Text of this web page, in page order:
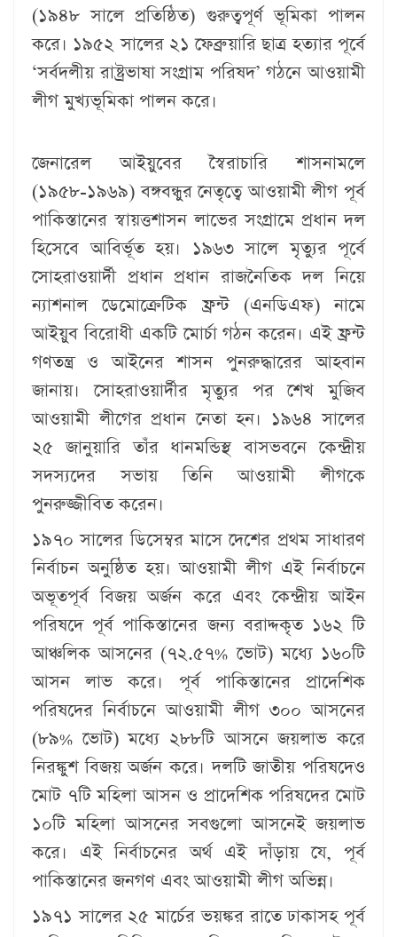
(১৯৪৮ সালে প্রতিষ্ঠিত) গুরুত্বপূর্ণ ভূমিকা পালন
করে। ১৯৫২ সালের ২১ ফেব্রুয়ারি ছাত্র হত্যার পূর্বে
‘সর্বদলীয় রাষ্ট্রভাষা সংগ্রাম পরিষদ’ গঠনে আওয়ামী
লীগ মুখ্যভূমিকা পালন করে।
জেনারেল আইয়ুবের স্বৈরাচারি শাসনামলে
(১৯৫৮-১৯৬৯) বঙ্গবন্ধুর নেতৃত্বে আওয়ামী লীগ পূর্ব
পাকিস্তানের স্বায়ত্তশাসন লাভের সংগ্রামে প্রধান দল
হিসেবে আবির্ভূত হয়। ১৯৬৩ সালে মৃত্যুর পূর্বে
সোহরাওয়ার্দী প্রধান প্রধান রাজনৈতিক দল নিয়ে
ন্যাশনাল ডেমোক্রেটিক ফ্রন্ট (এনডিএফ) নামে
আইয়ুব বিরোধী একটি মোর্চা গঠন করেন। এই ফ্রন্ট
গণতন্ত্র ও আইনের শাসন পুনরুদ্ধারের আহবান
জানায়। সোহরাওয়ার্দীর মৃত্যুর পর শেখ মুজিব
আওয়ামী লীগের প্রধান নেতা হন। ১৯৬৪ সালের
২৫ জানুয়ারি তাঁর ধানমন্ডিস্থ বাসভবনে কেন্দ্রীয়
সদস্যদের সভায় তিনি আওয়ামী লীগকে
পুনরুজ্জীবিত করেন।
১৯৭০ সালের ডিসেম্বর মাসে দেশের প্রথম সাধারণ
নির্বাচন অনুষ্ঠিত হয়। আওয়ামী লীগ এই নির্বাচনে
অভূতপূর্ব বিজয় অর্জন করে এবং কেন্দ্রীয় আইন
পরিষদে পূর্ব পাকিস্তানের জন্য বরাদ্দকৃত ১৬২ টি
আঞ্চলিক আসনের (৭২.৫৭% ভোট) মধ্যে ১৬০টি
আসন লাভ করে। পূর্ব পাকিস্তানের প্রাদেশিক
পরিষদের নির্বাচনে আওয়ামী লীগ ৩০০ আসনের
(৮৯% ভোট) মধ্যে ২৮৮টি আসনে জয়লাভ করে
নিরঙ্কুশ বিজয় অর্জন করে। দলটি জাতীয় পরিষদেও
মোট ৭টি মহিলা আসন ও প্রাদেশিক পরিষদের মোট
১০টি মহিলা আসনের সবগুলো আসনেই জয়লাভ
করে। এই নির্বাচনের অর্থ এই দাঁড়ায় যে, পূর্ব
পাকিস্তানের জনগণ এবং আওয়ামী লীগ অভিন্ন।
১৯৭১ সালের ২৫ মার্চের ভয়ঙ্কর রাতে ঢাকাসহ পূর্ব